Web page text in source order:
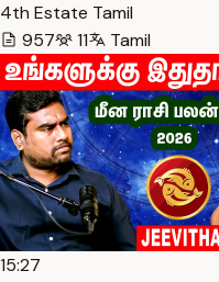
4th Estate Tamil
957
11 Tamil
15:27